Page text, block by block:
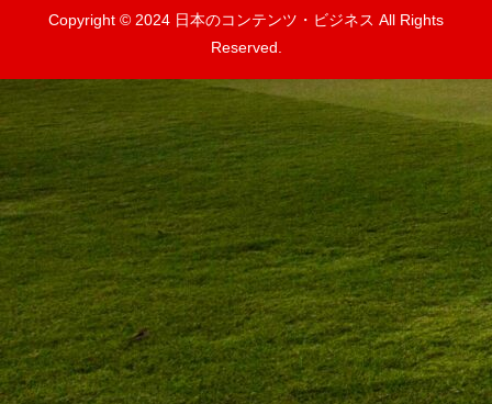
Copyright © 2024 日本のコンテンツ・ビジネス All Rights
Reserved.